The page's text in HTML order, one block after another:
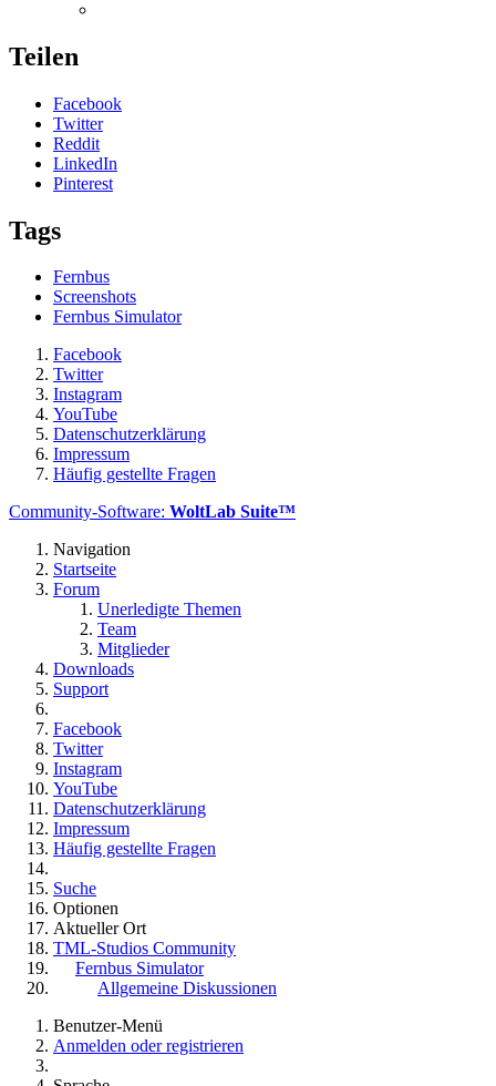
Teilen
Facebook
Twitter
Reddit
LinkedIn
Pinterest
Tags
Fernbus
Screenshots
Fernbus Simulator
Facebook
Twitter
Instagram
YouTube
Datenschutzerklärung
Impressum
Häufig gestellte Fragen
Community-Software: WoltLab Suite™
Navigation
Startseite
Forum
Unerledigte Themen
Team
Mitglieder
Downloads
Support
Facebook
Twitter
Instagram
YouTube
Datenschutzerklärung
Impressum
Häufig gestellte Fragen
Suche
Optionen
Aktueller Ort
TML-Studios Community
Fernbus Simulator
Allgemeine Diskussionen
Benutzer-Menü
Anmelden oder registrieren